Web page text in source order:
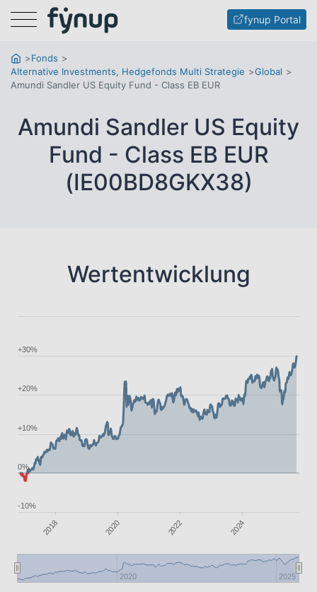
Menu fynup Portal
Fonds
Alternative Investments, Hedgefonds Multi Strategie
Global
Amundi Sandler US Equity Fund - Class EB EUR
Amundi Sandler US Equity
Fund - Class EB EUR
(IE00BD8GKX38)
Wertentwicklung
2018 2020 2022 2024
2020 2025
-10%
0%
+10%
+20%
+30%